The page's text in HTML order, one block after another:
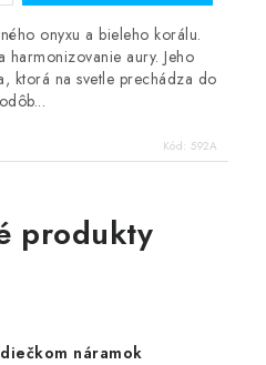
onyxu a bieleho korálu.
harmonizovanie aury. Jeho
ktorá na svetle prechádza do
Kód: 592A
produkty
náramok